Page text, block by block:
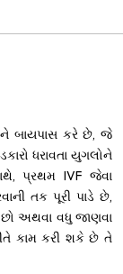
બાયપાસ કરે છે, જે
ધરાવતા યુગલોને
પ્રથમ IVF જેવા
તક પૂરી પાડે છે,
છો અથવા વધુ જાણવા
કામ કરી શકે છે તે